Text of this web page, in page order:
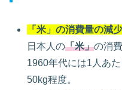
「米」の消費量の減
日本人の「米」の消
1960年代には1人あ
50kg程度。